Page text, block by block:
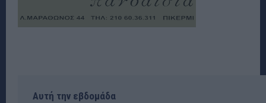
Αυτή την εβδομάδα